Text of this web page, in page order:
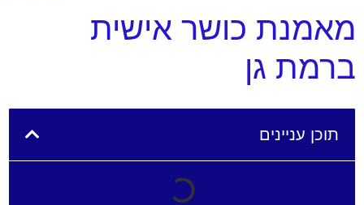
מאמנת כושר אישית
ברמת גן
תוכן עניינים